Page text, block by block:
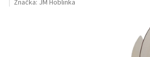
Značka: JM Hoblinka